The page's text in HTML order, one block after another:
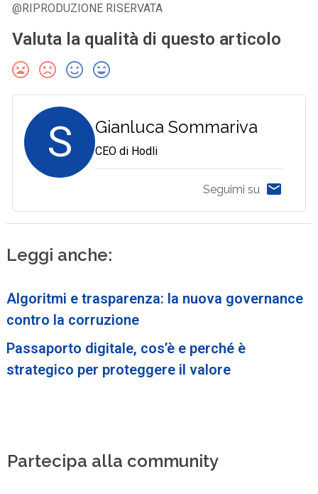
@RIPRODUZIONE RISERVATA
Valuta la qualità di questo articolo
S Gianluca Sommariva
CEO di Hodli
Seguimi su
Leggi anche:
Algoritmi e trasparenza: la nuova governance
contro la corruzione
Passaporto digitale, cos’è e perché è
strategico per proteggere il valore
Partecipa alla community